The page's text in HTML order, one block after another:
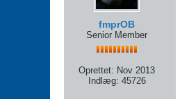
fmprOB
Senior Member
Oprettet: Nov 2013
Indlæg: 45726